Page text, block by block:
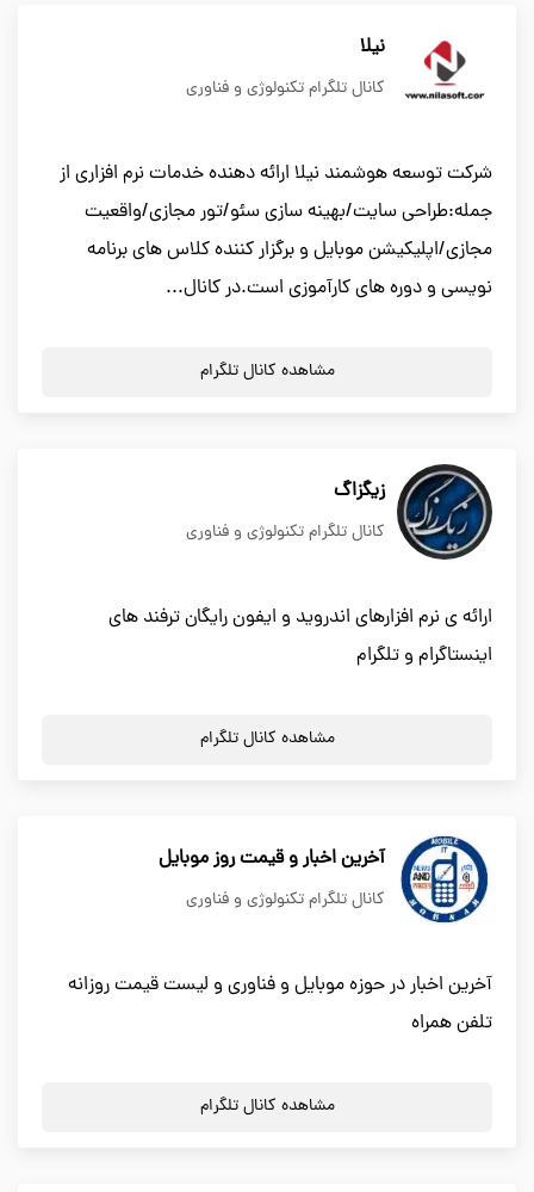
نیلا
کانال تلگرام تکنولوژی و فناوری
شرکت توسعه هوشمند نیلا ارائه دهنده خدمات نرم افزاری از
جمله:طراحی سایت/بهینه سازی سئو/تور مجازی/واقعیت
مجازی/اپلیکیشن موبایل و برگزار کننده کلاس های برنامه
نویسی و دوره های کارآموزی است.در کانال...
مشاهده کانال تلگرام
زیگزاگ
کانال تلگرام تکنولوژی و فناوری
ارائه ی نرم افزارهای اندروید و ایفون رایگان ترفند های
اینستاگرام و تلگرام
مشاهده کانال تلگرام
آخرین اخبار و قیمت روز موبایل
کانال تلگرام تکنولوژی و فناوری
آخرین اخبار در حوزه موبایل و فناوری و لیست قیمت روزانه
تلفن همراه
مشاهده کانال تلگرام